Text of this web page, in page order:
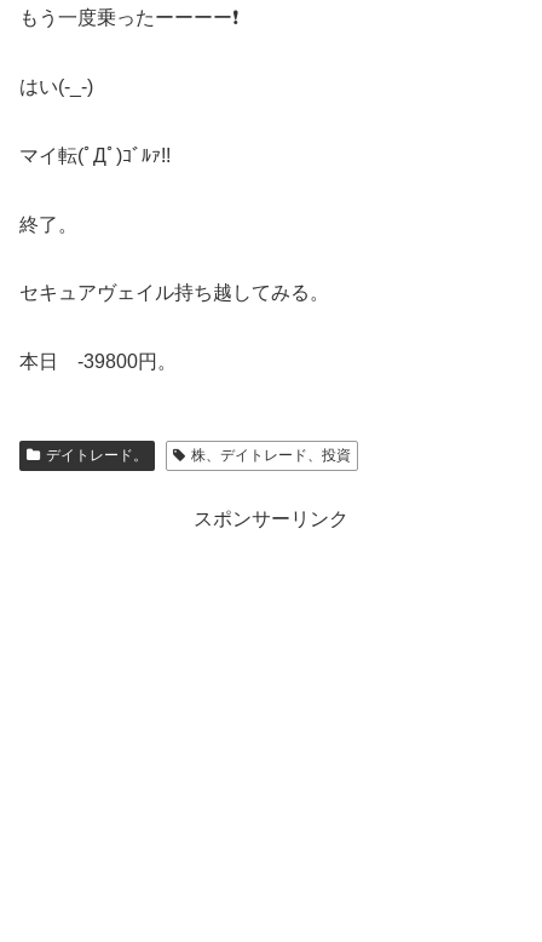
もう一度乗ったーーーー❗
はい(-_-)
マイ転(ﾟДﾟ)ｺﾞﾙｧ!!
終了。
セキュアヴェイル持ち越してみる。
本日 -39800円。
デイトレード。 株、デイトレード、投資
スポンサーリンク